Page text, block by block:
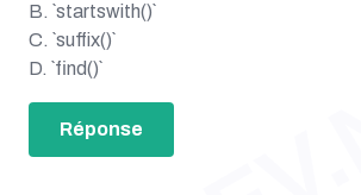
B. `startswith()`
C. `suffix()`
D. `find()`
Réponse